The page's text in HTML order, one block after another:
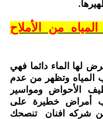
من الأملاح
لها الماء دائما فهي
المياه وتظهر من عدم
الأحواض ومواسير
أمراض خطيرة على
شركه افنان تنصحك